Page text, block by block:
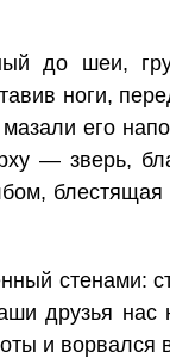
до шеи,
ноги,
его
— зверь,
стенами:
друзья
и ворвался